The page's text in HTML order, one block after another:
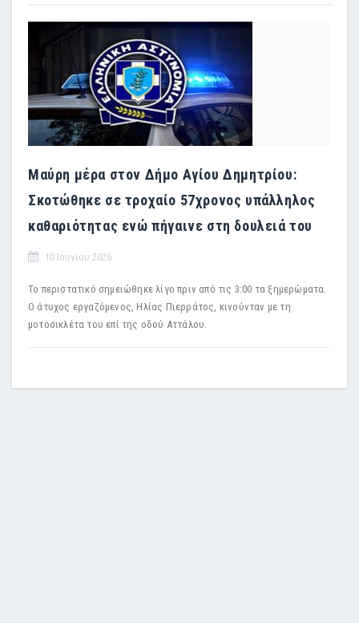
Μαύρη μέρα στον Δήμο Αγίου Δημητρίου:
Σκοτώθηκε σε τροχαίο 57χρονος υπάλληλος
καθαριότητας ενώ πήγαινε στη δουλειά του
10 Ιουνίου 2026
Το περιστατικό σημειώθηκε λίγο πριν από τις 3:00 τα ξημερώματα.
Ο άτυχος εργαζόμενος, Ηλίας Πιερράτος, κινούνταν με τη
μοτοσικλέτα του επί της οδού Αττάλου.